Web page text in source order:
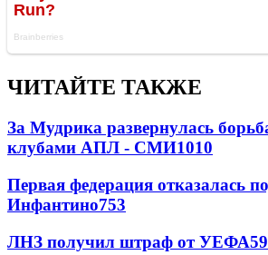
ЧИТАЙТЕ ТАКЖЕ
За Мудрика развернулась
клубами АПЛ - СМИ1010
Первая федерация отказалась
Инфантино753
ЛНЗ получил штраф от УЕФА